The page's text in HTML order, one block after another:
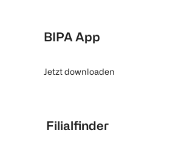
BIPA App
Jetzt downloaden
Filialfinder